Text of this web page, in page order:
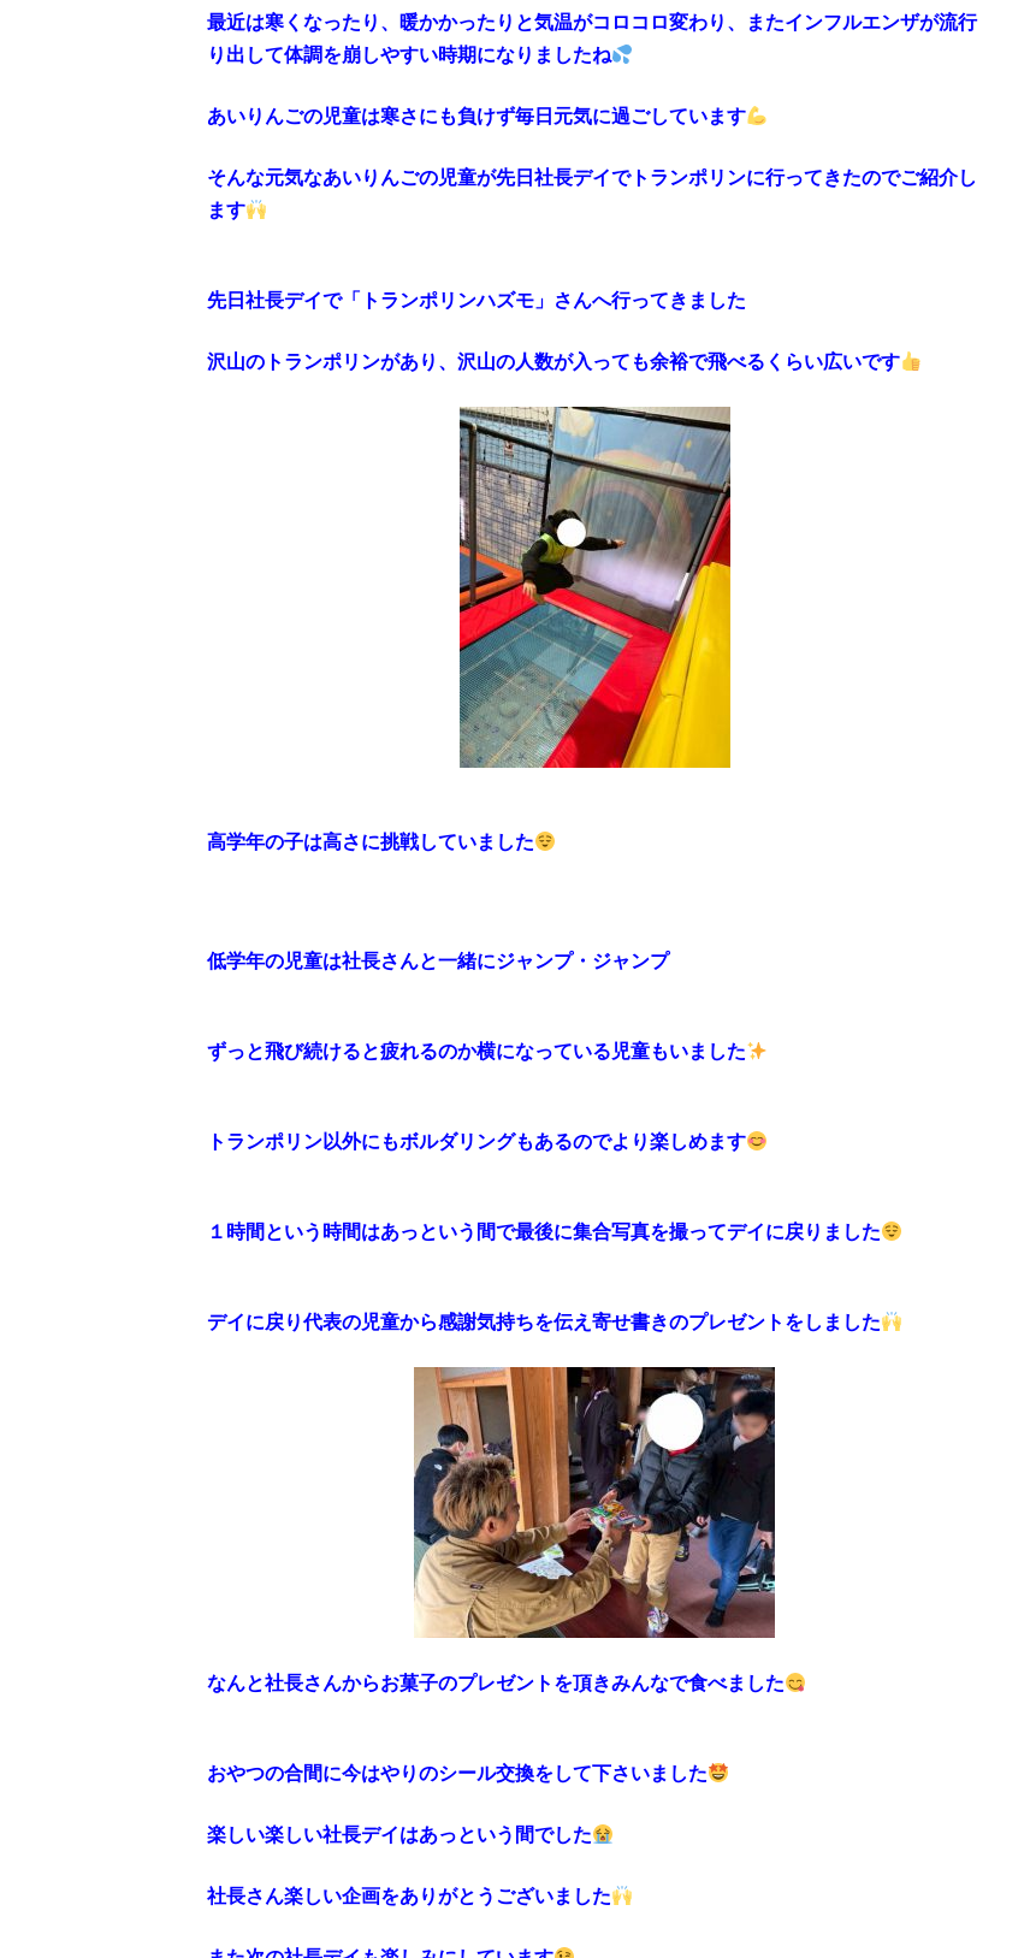
最近は寒くなったり、暖かかったりと気温がコロコロ変わり、またインフルエンザが流行
り出して体調を崩しやすい時期になりましたね
あいりんごの児童は寒さにも負けず毎日元気に過ごしています
そんな元気なあいりんごの児童が先日社長デイでトランポリンに行ってきたのでご紹介し
ます
先日社長デイで「トランポリンハズモ」さんへ行ってきました
沢山のトランポリンがあり、沢山の人数が入っても余裕で飛べるくらい広いです
高学年の子は高さに挑戦していました
低学年の児童は社長さんと一緒にジャンプ・ジャンプ
ずっと飛び続けると疲れるのか横になっている児童もいました
トランポリン以外にもボルダリングもあるのでより楽しめます
１時間という時間はあっという間で最後に集合写真を撮ってデイに戻りました
デイに戻り代表の児童から感謝気持ちを伝え寄せ書きのプレゼントをしました
なんと社長さんからお菓子のプレゼントを頂きみんなで食べました
おやつの合間に今はやりのシール交換をして下さいました
楽しい楽しい社長デイはあっという間でした
社長さん楽しい企画をありがとうございました